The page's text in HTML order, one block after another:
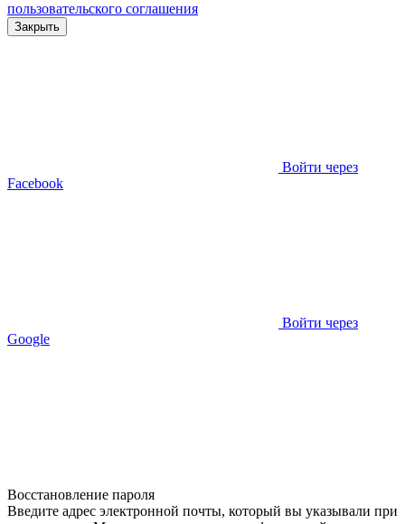
пользовательского соглашения
Закрыть
Войти через
Facebook
Войти через
Google
Восстановление пароля
Введите адрес электронной почты, который вы указывали при